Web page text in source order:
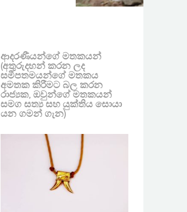
ආදරණීයන්ගේ මතකයන්
(අතුරුදහන් කරන ලද
සමීපතමයන්ගේ මතකය
අමතක කිරීමට බල කරන
රාජ්‍යක, ඔවුන්ගේ මතකයන්
සමග සත්‍ය සහ යුක්තිය සොයා
යන ගමන් ගැන)